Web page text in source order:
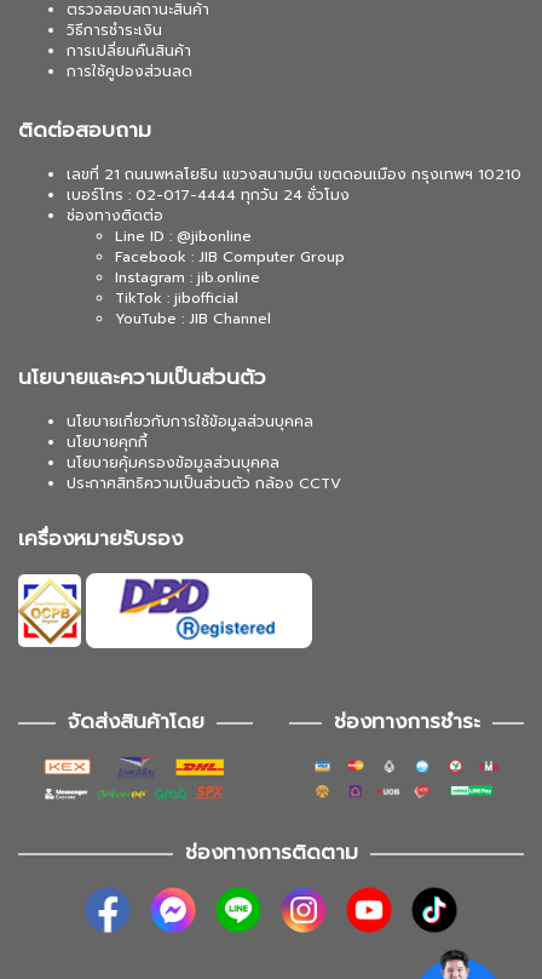
ตรวจสอบสถานะสินค้า
วิธีการชำระเงิน
การเปลี่ยนคืนสินค้า
การใช้คูปองส่วนลด
ติดต่อสอบถาม
เลขที่ 21 ถนนพหลโยธิน แขวงสนามบิน เขตดอนเมือง กรุงเทพฯ 10210
เบอร์โทร : 02-017-4444 ทุกวัน 24 ชั่วโมง
ช่องทางติดต่อ
Line ID : @jibonline
Facebook : JIB Computer Group
Instagram : jib.online
TikTok : jibofficial
YouTube : JIB Channel
นโยบายและความเป็นส่วนตัว
นโยบายเกี่ยวกับการใช้ข้อมูลส่วนบุคคล
นโยบายคุกกี้
นโยบายคุ้มครองข้อมูลส่วนบุคคล
ประกาศสิทธิความเป็นส่วนตัว กล้อง CCTV
เครื่องหมายรับรอง
จัดส่งสินค้าโดย ช่องทางการชำระ
ช่องทางการติดตาม